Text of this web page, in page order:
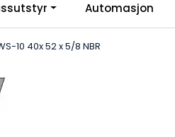
Automasjon
10 40x 52 x 5/8 NBR